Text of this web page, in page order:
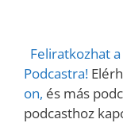
Feliratkozhat
Podcastra!
on, és más
podcasthoz